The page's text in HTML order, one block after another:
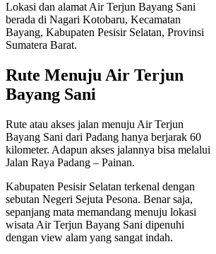
Lokasi dan alamat Air Terjun Bayang Sani
berada di Nagari Kotobaru, Kecamatan
Bayang, Kabupaten Pesisir Selatan, Provinsi
Sumatera Barat.
Rute Menuju Air Terjun
Bayang Sani
Rute atau akses jalan menuju Air Terjun
Bayang Sani dari Padang hanya berjarak 60
kilometer. Adapun akses jalannya bisa melalui
Jalan Raya Padang – Painan.
Kabupaten Pesisir Selatan terkenal dengan
sebutan Negeri Sejuta Pesona. Benar saja,
sepanjang mata memandang menuju lokasi
wisata Air Terjun Bayang Sani dipenuhi
dengan view alam yang sangat indah.